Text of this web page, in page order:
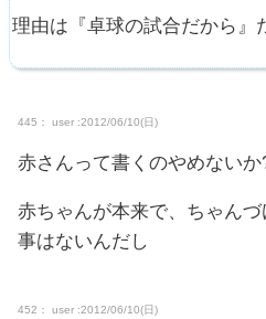
理由は『卓球の試合だから』
445： user :2012/06/10(日)
赤さんって書くのやめないか
赤ちゃんが本来で、ちゃん
事はないんだし
452： user :2012/06/10(日)